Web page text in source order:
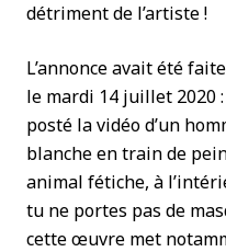
détriment de l’artiste !
L’annonce avait été
le mardi 14 juillet 2020
posté la vidéo d’un
blanche en train de
animal fétiche, à
tu ne portes pas de
cette œuvre met